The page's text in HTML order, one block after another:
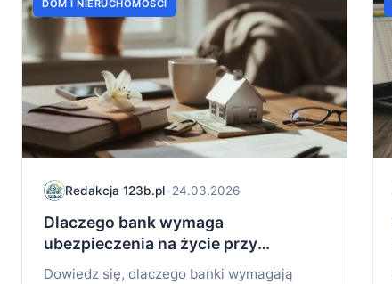
DOM I NIERUCHOMOŚCI
Redakcja 123b.pl•24.03.2026
Dlaczego bank wymaga
ubezpieczenia na życie przy
kredycie hipotecznym
Dowiedz się, dlaczego banki wymagają